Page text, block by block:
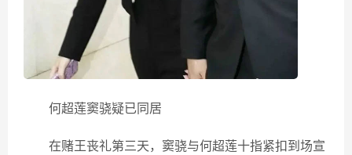
何超莲窦骁疑已同居
在赌王丧礼第三天，窦骁与何超莲十指紧扣到场宣